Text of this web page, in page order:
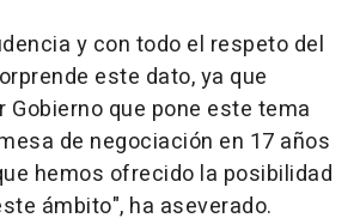
y con todo el respeto del
este dato, ya que
Gobierno que pone este tema
de negociación en 17 años
hemos ofrecido la posibilidad
ámbito", ha aseverado.